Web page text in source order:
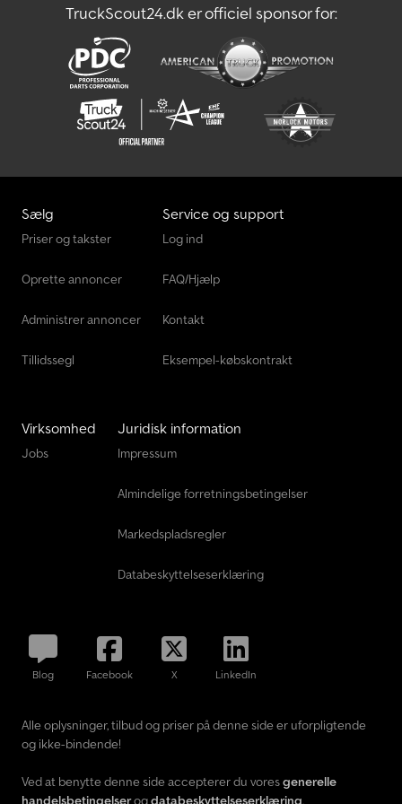
TruckScout24.dk er officiel sponsor for:
Sælg
Priser og takster
Oprette annoncer
Administrer annoncer
Tillidssegl
Service og support
Log ind
FAQ/Hjælp
Kontakt
Eksempel-købskontrakt
Virksomhed
Jobs
Juridisk information
Impressum
Almindelige forretningsbetingelser
Markedspladsregler
Databeskyttelseserklæring
Blog Facebook X LinkedIn
Alle oplysninger, tilbud og priser på denne side er uforpligtende
og ikke-bindende!
Ved at benytte denne side accepterer du voresgenerelle
handelsbetingelserogdatabeskyttelseserklæring.